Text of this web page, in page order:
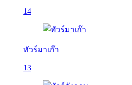
14
ทัวร์มาเก๊า
13